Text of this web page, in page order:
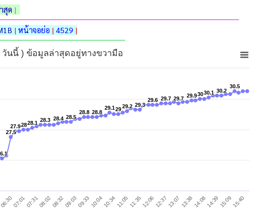
สุด |
| หน้าจอย่อ | 4529 |
นนี้ ) ข้อมูลล่าสุดอยู่ทางขวามือ
27.5
27.5
27.9
27.928
2828.1
28.1 28.3
28.3 28.4
28.4 28.5
28.5
28.8
28.8 28.8
28.8
29.1
29.129
2929.2
29.2 29.3
29.3
29.6
29.6 29.7
29.7 29.7
29.7 29.9
29.930
3030.1
30.1 30.2
30.2
30.5
30.5
06:3007:0107:3108:0208:3209:0309:3310:0410:3411:0511:3512:0612:3713:07 13:3814:0814:3915:0915:40